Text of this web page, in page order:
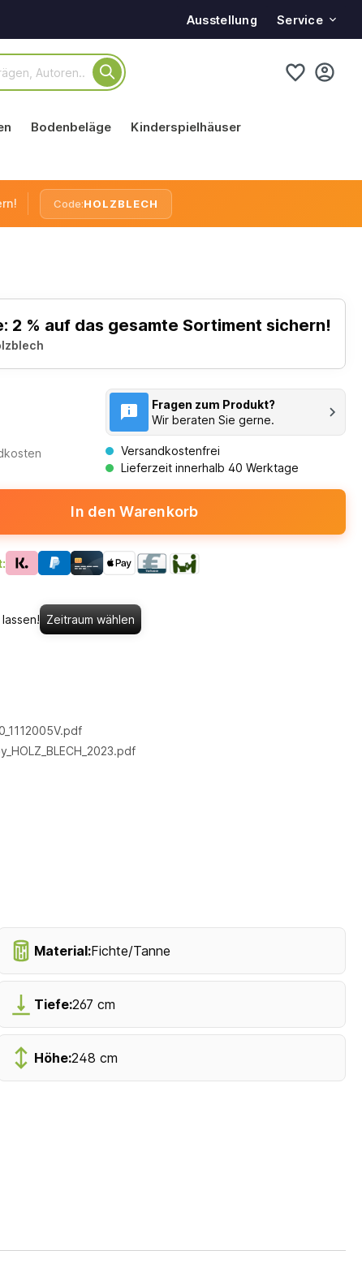
Ausstellung Service
Bodenbeläge Kinderspielhäuser
Code:HOLZBLECH
2 % auf das gesamte Sortiment sichern!
Fragen zum Produkt?
Wir beraten Sie gerne.
Versandkostenfrei
Lieferzeit innerhalb 40 Werktage
In den Warenkorb
Zeitraum wählen
Material:Fichte/Tanne
Tiefe:267 cm
Höhe:248 cm